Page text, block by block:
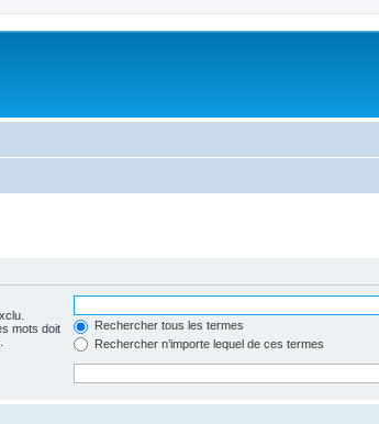
mots doit
Rechercher tous les termes
Rechercher n’importe lequel de ces termes